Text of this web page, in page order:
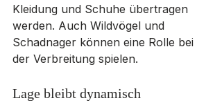
Kleidung und Schuhe übertragen
werden. Auch Wildvögel und
Schadnager können eine Rolle bei
der Verbreitung spielen.
Lage bleibt dynamisch